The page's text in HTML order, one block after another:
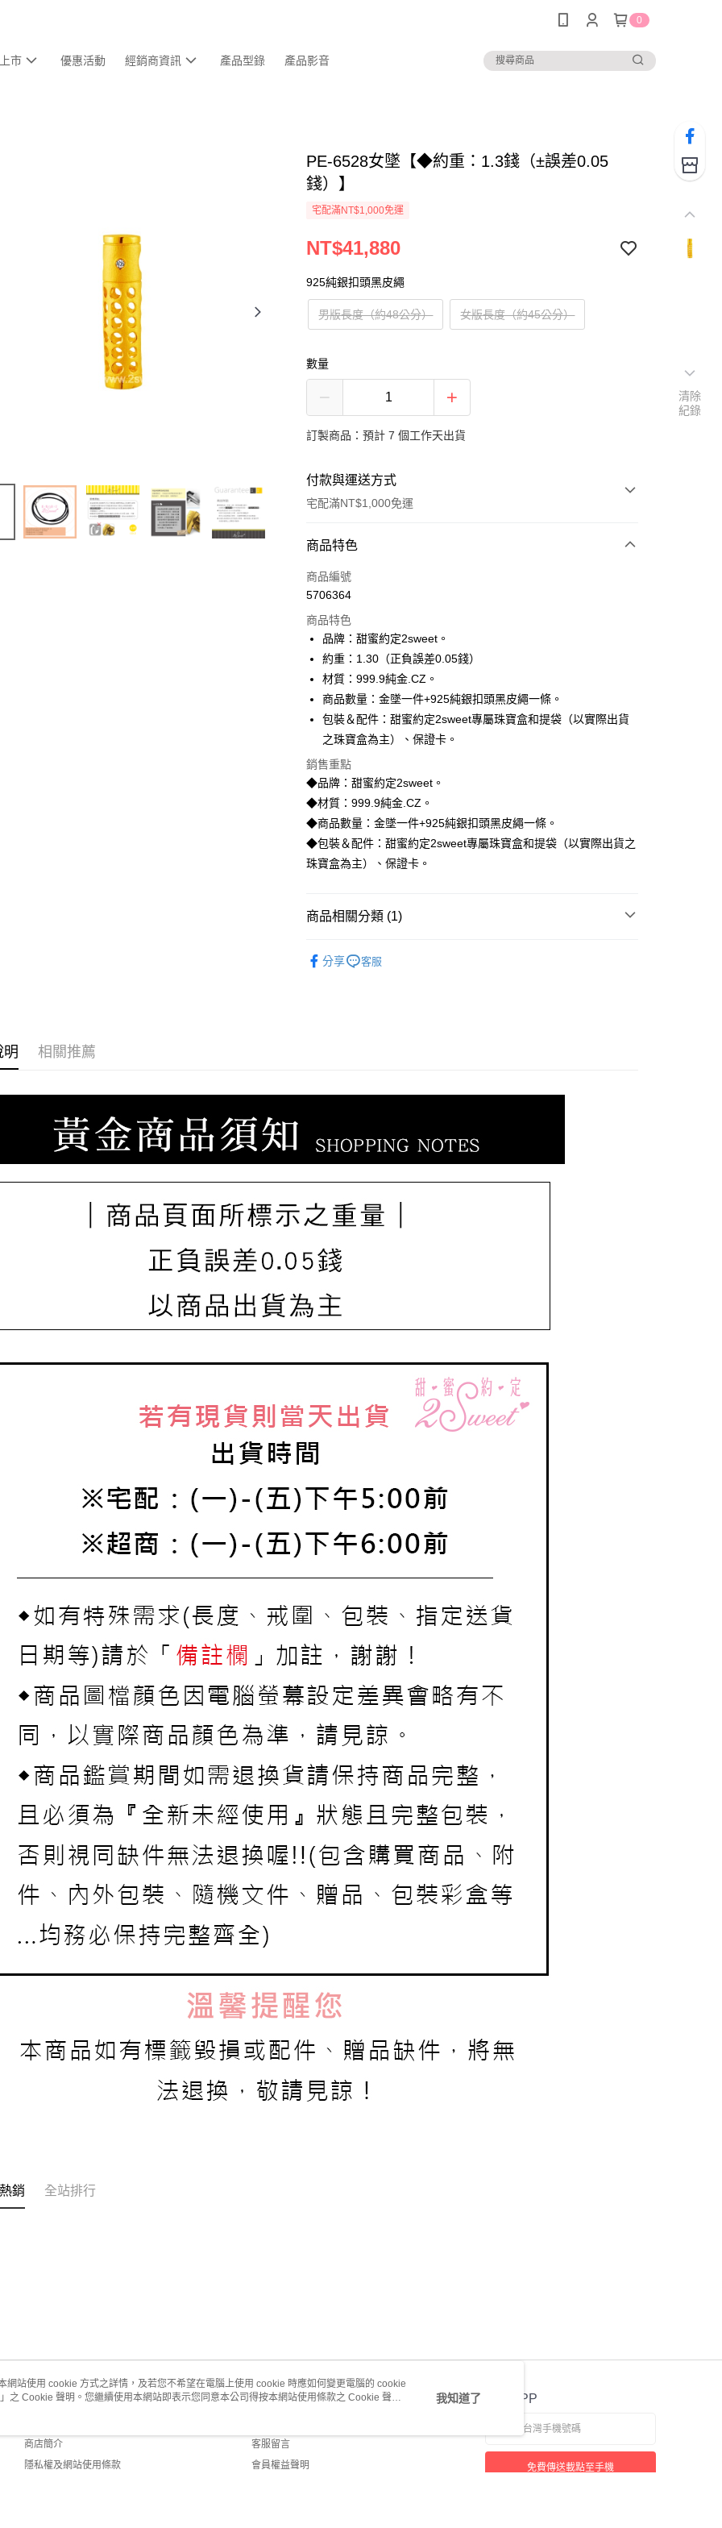
0
市 優惠活動 經銷商資訊 產品型錄 產品影音
PE-6528女墜【◆約重：1.3錢（±誤差0.05
錢）】
宅配滿NT$1,000免運
NT$41,880
925純銀扣頭黑皮繩
男版長度（約48公分） 女版長度（約45公分）
數量
訂製商品：預計 7 個工作天出貨
付款與運送方式
宅配滿NT$1,000免運
付款方式
信用卡一次付款
3 期 0 利率 每期
合作金庫商業銀行
華南商業銀行
國泰世華商業銀行
兆豐國際商業銀行
臺灣中小企業銀行
台中商業銀行
匯豐（台灣）商業銀行
聯邦商業銀行
玉山商業銀行
台新國際商業銀行
台灣樂天信用卡公司
6 期 0 利率 每期NT$6,980
合作金庫商業銀行
華南商業銀行
彰化商業銀行
上海商業儲蓄銀行
台北富邦商業銀行
臺灣中小企業銀行
匯豐（台灣）商業銀行
聯邦商業銀行
元大商業銀行
台新國際商業銀行
中國信託商業銀行
台灣樂天信用卡公司
LINE Pay
Apple Pay
街口支付
悠遊付
ATM付款
運送方式
每筆NT$80，滿NT$1,000(含以上)免運費
每筆NT$220，滿NT$3,000(含以上)免運費
商品特色
商品編號
5706364
商品特色
品牌：甜蜜約定2sweet。
約重：1.30（正負誤差0.05錢）
材質：999.9純金.CZ。
商品數量：金墜一件+925純銀扣頭黑皮繩一條。
包裝＆配件：甜蜜約定2sweet專屬珠寶盒和提袋（以實際出貨
之珠寶盒為主）、保證卡。
銷售重點
◆品牌：甜蜜約定2sweet。
◆材質：999.9純金.CZ。
◆商品數量：金墜一件+925純銀扣頭黑皮繩一條。
◆包裝＆配件：甜蜜約定2sweet專屬珠寶盒和提袋（以實際出貨之
珠寶盒為主）、保證卡。
商品相關分類 (1)
分享
客服
明 相關推薦
銷 全站排行
關於我們
商店簡介
隱私權及網站使用條款
客服資訊
客服留言
會員權益聲明
官方APP
免費傳送載點至手機
清除
紀錄
網站使用 cookie 方式之詳情，及若您不希望在電腦上使用 cookie 時應如何變更電腦的 cookie
」之 Cookie 聲明。您繼續使用本網站即表示您同意本公司得按本網站使用條款之 Cookie 聲明
我知道了